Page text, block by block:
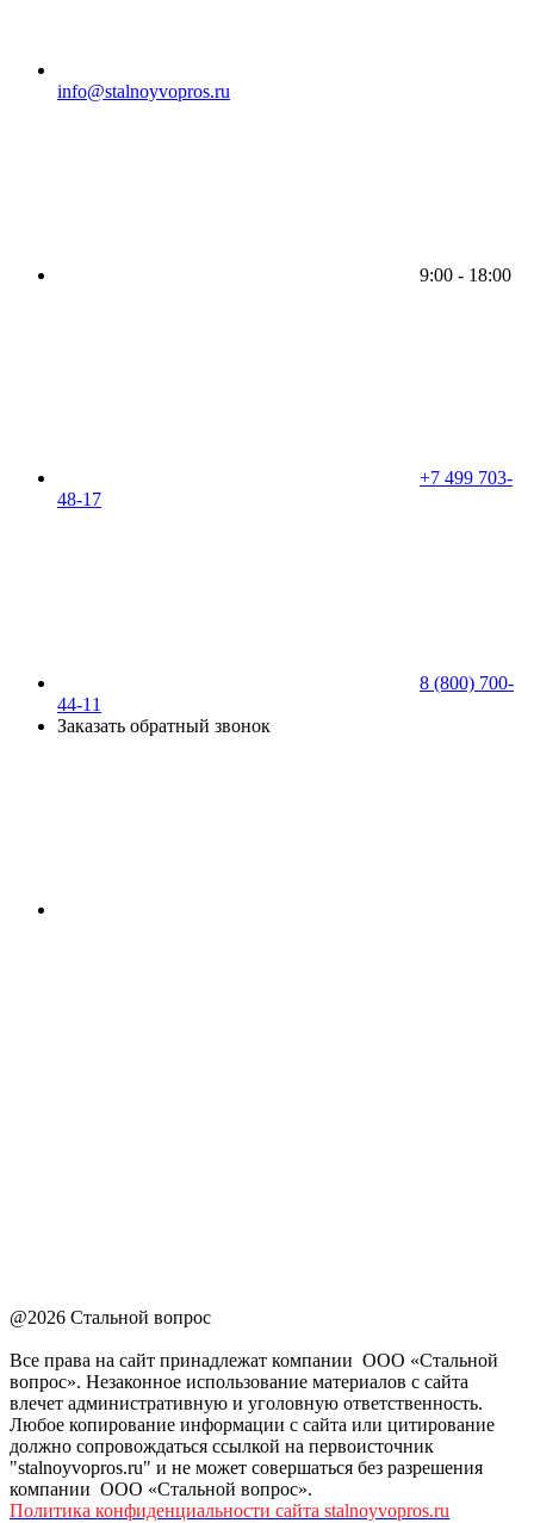
info@stalnoyvopros.ru
9:00 - 18:00
+7 499 703-
48-17
8 (800) 700-
44-11
Заказать обратный звонок
@2026 Стальной вопрос
Все права на сайт принадлежат компании ООО «Стальной
вопрос». Незаконное использование материалов с сайта
влечет административную и уголовную ответственность.
Любое копирование информации с сайта или цитирование
должно сопровождаться ссылкой на первоисточник
"stalnoyvopros.ru" и не может совершаться без разрешения
компании ООО «Стальной вопрос».
Политика конфиденциальности сайта stalnoyvopros.ru